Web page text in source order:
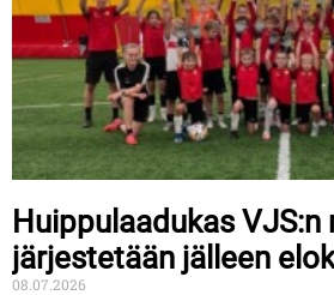
Huippulaadukas
järjestetään jälleen
08.07.2026